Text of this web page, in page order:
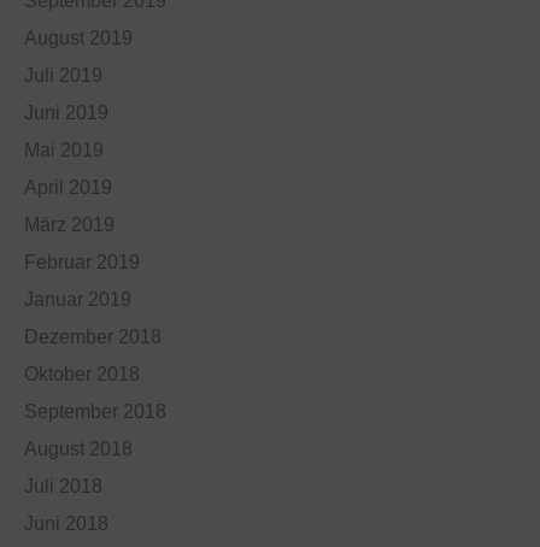
August 2019
Juli 2019
Juni 2019
Mai 2019
April 2019
März 2019
Februar 2019
Januar 2019
Dezember 2018
Oktober 2018
September 2018
August 2018
Juli 2018
Juni 2018